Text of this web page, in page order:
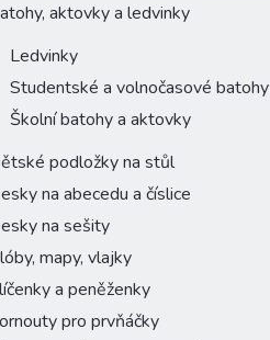
aktovky a ledvinky
Ledvinky
Studentské a volnočasové batohy
Školní batohy a aktovky
podložky na stůl
na abecedu a číslice
na sešity
mapy, vlajky
a peněženky
pro prvňáčky